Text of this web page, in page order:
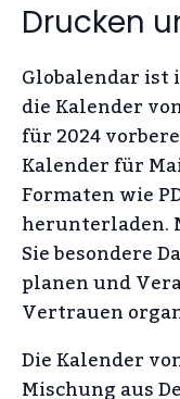
Drucken
Globalendar ist
die Kalender
für 2024
Kalender für
Formaten wie
herunterladen.
Sie besondere
planen und
Vertrauen
Die Kalender
Mischung aus